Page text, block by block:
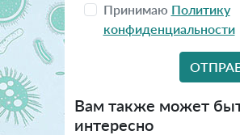
Принимаю Политику
конфиденциальности
Вам также может
интересно